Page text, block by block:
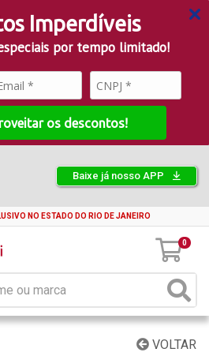
Imperdíveis
por tempo limitado!
os descontos!
Baixe já nosso APP
NO ESTADO DO RIO DE JANEIRO
0
VOLTAR